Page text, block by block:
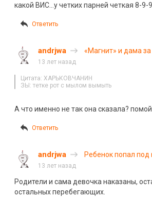
какой ВИС…у четких парней четкая 8-9-
Ответить
andrjwa «Магнит» и дама
13 лет назад
Цитата: ХАРЬКОВЧАНИН
ЗЫ: тетке рот с мылом вымыть
А что именно не так она сказала?
Ответить
andrjwa
Ребенок попал под
13 лет назад
Родители и сама девочка наказаны,
остальных перебегающих.